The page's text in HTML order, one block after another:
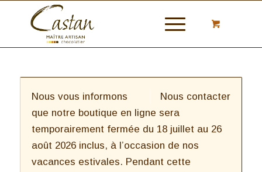
Nous contacter
Nous vous informons
que notre boutique en ligne sera
temporairement fermée du 18 juillet au 26
août 2026 inclus, à l’occasion de nos
vacances estivales. Pendant cette